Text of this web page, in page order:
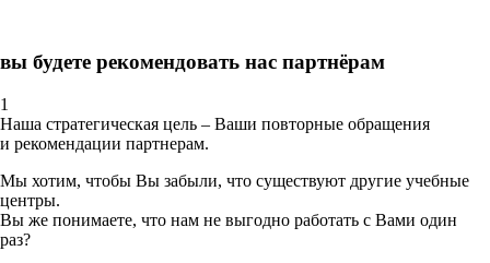
вы будете рекомендовать нас партнёрам
1
Наша стратегическая цель – Ваши повторные обращения
и рекомендации партнерам.
Мы хотим, чтобы Вы забыли, что существуют другие учебные
центры.
Вы же понимаете, что нам не выгодно работать с Вами один
раз?